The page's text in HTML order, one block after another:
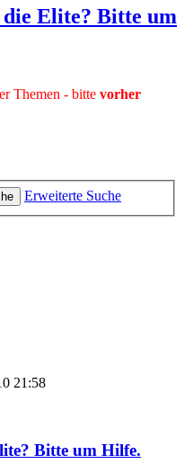
Elite? Bitte um
Themen - bitte vorher
Erweiterte Suche
21:58
Bitte um Hilfe.